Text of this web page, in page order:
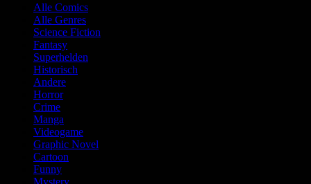
Alle Comics
Alle Genres
Science Fiction
Fantasy
Superhelden
Historisch
Andere
Horror
Crime
Manga
Videogame
Graphic Novel
Cartoon
Funny
Mystery